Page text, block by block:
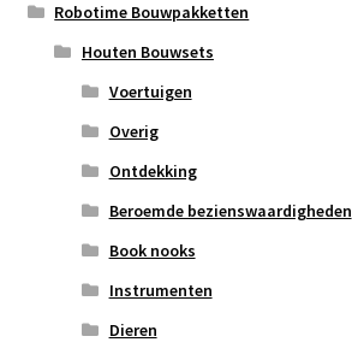
Robotime Bouwpakketten
Houten Bouwsets
Voertuigen
Overig
Ontdekking
Beroemde bezienswaardigheden
Book nooks
Instrumenten
Dieren